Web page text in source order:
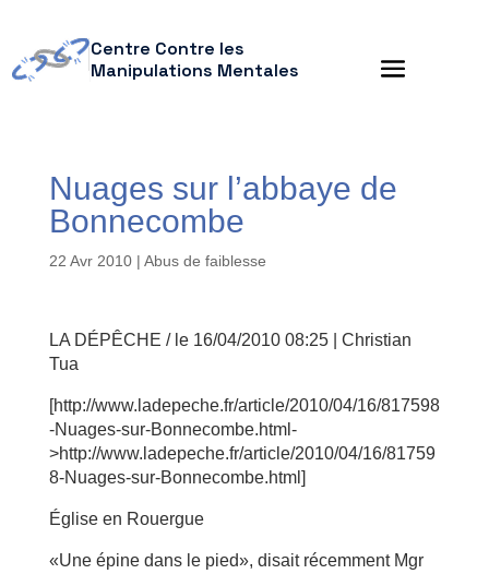
Centre Contre les
Manipulations Mentales
Nuages sur l’abbaye de
Bonnecombe
22 Avr 2010| Abus de faiblesse
LA DÉPÊCHE / le 16/04/2010 08:25 | Christian
Tua
[http://www.ladepeche.fr/article/2010/04/16/817598
-Nuages-sur-Bonnecombe.html-
>http://www.ladepeche.fr/article/2010/04/16/81759
8-Nuages-sur-Bonnecombe.html]
Église en Rouergue
«Une épine dans le pied», disait récemment Mgr